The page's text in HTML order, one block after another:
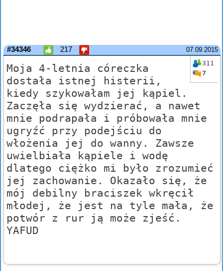
07.09.2015
#34346 217
311
7
Moja 4-letnia córeczka
dostała istnej histerii,
kiedy szykowałam jej kąpiel.
Zaczęła się wydzierać, a nawet
mnie podrapała i próbowała mnie
ugryźć przy podejściu do
włożenia jej do wanny. Zawsze
uwielbiała kąpiele i wodę
dlatego ciężko mi było zrozumieć
jej zachowanie. Okazało się, że
mój debilny braciszek wkręcił
młodej, że jest na tyle mała, że
potwór z rur ją może zjeść.
YAFUD